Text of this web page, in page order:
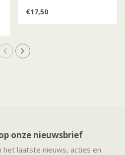
€17,50
onze nieuwsbrief
het laatste nieuws, acties en